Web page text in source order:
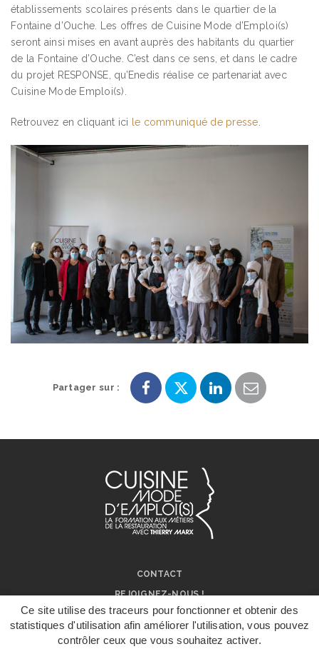
Ce site utilise des traceurs pour fonctionner et obtenir des
statistiques d'utilisation afin améliorer l'utilisation, vous pouvez
contrôler ceux que vous souhaitez activer.DÉPOSER UN
établissements scolaires présents dans le quartier de la
Fontaine d’Ouche. Les offres de Cuisine Mode d’Emploi(s)
seront ainsi mises en avant auprès des habitants du quartier
de la Fontaine d’Ouche. C’est dans ce sens, et dans le cadre
du projet RESPONSE, qu’Enedis réalise ce partenariat avec
Cuisine Mode Emploi(s).
Retrouvez en cliquant ici le communiqué de presse
Partager sur :
Partager
Facebook
Partager
Twitter
Partager
LinkedIn
Partager
e-
CONTACT
REJOIGNEZ-NOUS !
NOS RÉSEAUX SOCIAUX
ON PARLE DE NOUS !